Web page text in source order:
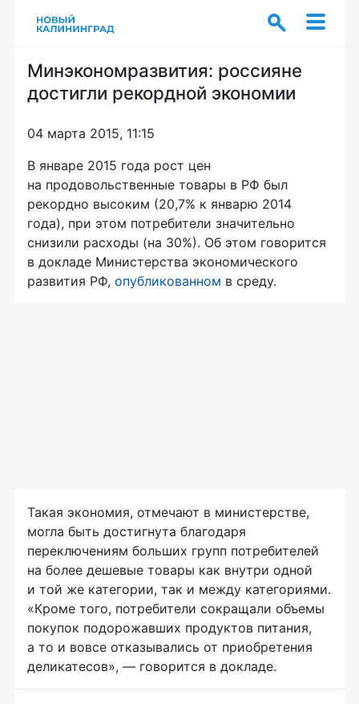
Минэкономразвития: россияне
достигли рекордной экономии
04 марта 2015, 11:15
В январе 2015 года рост цен
на продовольственные товары в РФ был
рекордно высоким (20,7% к январю 2014
года), при этом потребители значительно
снизили расходы (на 30%). Об этом говорится
в докладе Министерства экономического
развития РФ, опубликованном в среду.
Такая экономия, отмечают в министерстве,
могла быть достигнута благодаря
переключениям больших групп потребителей
на более дешевые товары как внутри одной
и той же категории, так и между категориями.
«Кроме того, потребители сокращали объемы
покупок подорожавших продуктов питания,
а то и вовсе отказывались от приобретения
деликатесов», — говорится в докладе.